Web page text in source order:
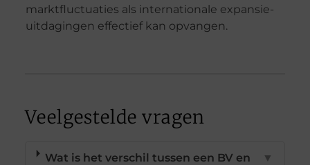
marktfluctuaties als internationale expansie-
uitdagingen effectief kan opvangen.
Veelgestelde vragen
Wat is het verschil tussen een BV en
▼